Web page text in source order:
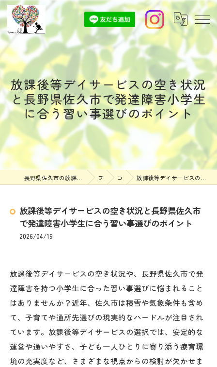
放課後等デイサービスの空き状況
と長野県佐久市で発達障害小学生
に合う習い事選びのポイント
長野県佐久市の放課後等デイサービスなら放課後等デイサービスついんずくらぶ ブログ コラム 放課後等デイサービスの空き状況と長野県佐久市で発達障害小学生に合う習い事選びのポイント
放課後等デイサービスの空き状況と長野県佐久市
で発達障害小学生に合う習い事選びのポイント
2026/04/19
放課後等デイサービスの空き状況や、長野県佐久市で発
達障害を持つ小学生に合った習い事選びに悩まれること
はありませんか？近年、佐久市は積雪や気象条件も含め
て、子育てや通所先選びの現実的なハードルが注目され
ています。放課後等デイサービスの選択では、安定的な
運営や通いやすさ、子ども一人ひとりに寄り添う療育環
境の充実度など、さまざまな視点からの検討が欠かせま